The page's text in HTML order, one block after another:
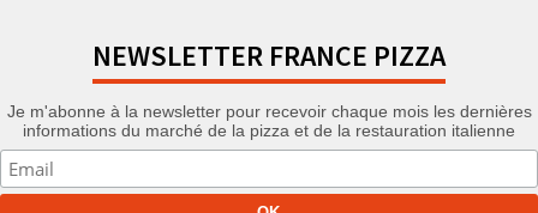
NEWSLETTER FRANCE PIZZA
Je m'abonne à la newsletter pour recevoir chaque mois les dernières
informations du marché de la pizza et de la restauration italienne